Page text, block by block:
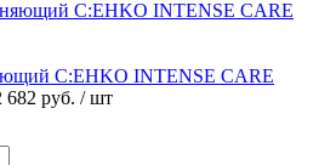
C:EHKO INTENSE CARE
682 руб. / шт